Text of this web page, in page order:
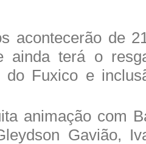
acontecerão de
ainda terá o
do Fuxico e
animação com
Gavião,